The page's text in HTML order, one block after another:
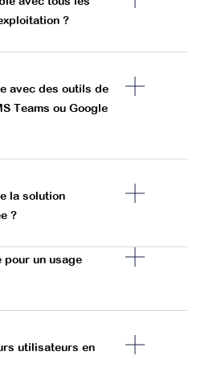
?
avec des outils de
Teams ou Google
la solution
?
un usage
utilisateurs en